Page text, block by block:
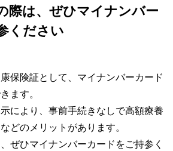
際は、ぜひマイナンバー
ください
保険証として、マイナンバーカード
ます。
により、事前手続きなしで高額療養
どのメリットがあります。
ぜひマイナンバーカードをご持参く